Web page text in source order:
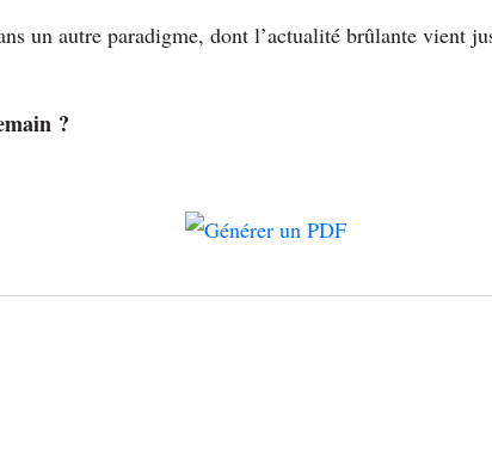
un autre paradigme, dont l’actualité brûlante vient
?